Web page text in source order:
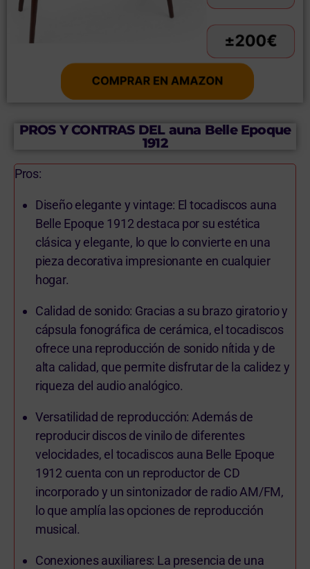
PROS Y CONTRAS DEL auna Belle Epoque
1912
Pros:
Diseño elegante y vintage: El tocadiscos auna
Belle Epoque 1912 destaca por su estética
clásica y elegante, lo que lo convierte en una
pieza decorativa impresionante en cualquier
hogar.
Calidad de sonido: Gracias a su brazo giratorio y
cápsula fonográfica de cerámica, el tocadiscos
ofrece una reproducción de sonido nítida y de
alta calidad, que permite disfrutar de la calidez y
riqueza del audio analógico.
Versatilidad de reproducción: Además de
reproducir discos de vinilo de diferentes
velocidades, el tocadiscos auna Belle Epoque
1912 cuenta con un reproductor de CD
incorporado y un sintonizador de radio AM/FM,
lo que amplía las opciones de reproducción
musical.
Conexiones auxiliares: La presencia de una